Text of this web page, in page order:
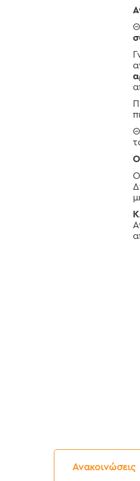
Ανακοινώσεις
Δελτίο
Τύπου: